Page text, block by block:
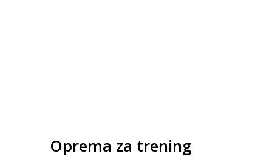
Oprema za trening